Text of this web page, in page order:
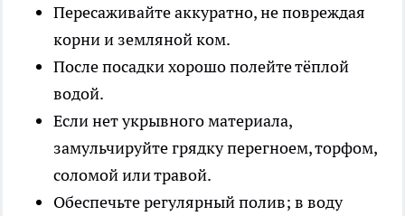
Пересаживайте аккуратно, не повреждая
корни и земляной ком.
После посадки хорошо полейте тёплой
водой.
Если нет укрывного материала,
замульчируйте грядку перегноем, торфом,
соломой или травой.
Обеспечьте регулярный полив; в воду